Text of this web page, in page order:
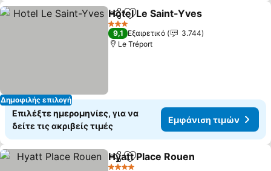
Δημοφιλής επιλογή
Κοινοποίηση
Προσθήκη στα αγαπημένα
Hotel Le Saint-Yves
3 Αστέρια
9,1 Εξαιρετικό
3.744
Le Tréport
Επιλέξτε ημερομηνίες, για να
δείτε τις ακριβείς τιμές
Εμφάνιση τιμών
Κοινοποίηση
Προσθήκη στα αγαπημένα
Hyatt Place Rouen